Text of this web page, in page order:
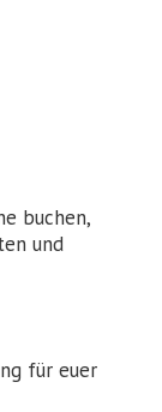
buchen,
und
für euer